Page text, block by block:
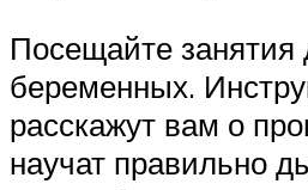
Посещайте занятия
беременных.
расскажут вам о
научат правильно